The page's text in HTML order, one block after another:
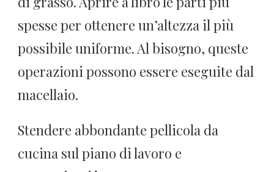
spesse per ottenere un’altezza il più
possibile uniforme. Al bisogno, queste
operazioni possono essere eseguite dal
macellaio.
Stendere abbondante pellicola da
cucina sul piano di lavoro e